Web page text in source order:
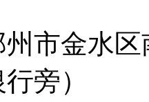
市金水
旁）